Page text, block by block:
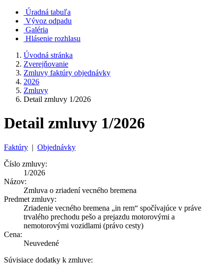
Úradná tabuľa
Vývoz odpadu
Galéria
Hlásenie rozhlasu
Úvodná stránka
Zverejňovanie
Zmluvy faktúry objednávky
2026
Zmluvy
Detail zmluvy 1/2026
Detail zmluvy 1/2026
Faktúry | Objednávky
Číslo zmluvy:
1/2026
Názov:
Zmluva o zriadení vecného bremena
Predmet zmluvy:
Zriadenie vecného bremena „in rem“ spočívajúce v práve
trvalého prechodu pešo a prejazdu motorovými a
nemotorovými vozidlami (právo cesty)
Cena:
Neuvedené
Súvisiace dodatky k zmluve: